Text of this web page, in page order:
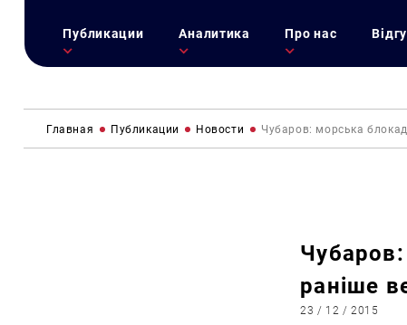
Публикации Аналитика Про нас
Главная Публикации Новости Чубаров: морська
раніше
23 / 12 / 2015